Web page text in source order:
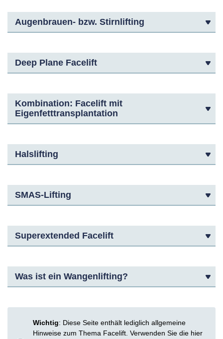
Augenbrauen- bzw. Stirnlifting
Deep Plane Facelift
Kombination: Facelift mit
Eigenfetttransplantation
Halslifting
SMAS-Lifting
Superextended Facelift
Was ist ein Wangenlifting?
Wichtig: Diese Seite enthält lediglich allgemeine
Hinweise zum Thema Facelift. Verwenden Sie die hier